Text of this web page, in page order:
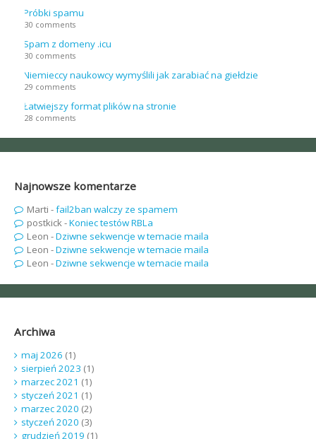
Próbki spamu
30 comments
Spam z domeny .icu
30 comments
Niemieccy naukowcy wymyślili jak zarabiać na giełdzie
29 comments
Łatwiejszy format plików na stronie
28 comments
Najnowsze komentarze
Marti -fail2ban walczy ze spamem
postkick -Koniec testów RBLa
Leon -Dziwne sekwencje w temacie maila
Leon -Dziwne sekwencje w temacie maila
Leon -Dziwne sekwencje w temacie maila
Archiwa
maj 2026 (1)
sierpień 2023 (1)
marzec 2021 (1)
styczeń 2021 (1)
marzec 2020 (2)
styczeń 2020 (3)
grudzień 2019 (1)